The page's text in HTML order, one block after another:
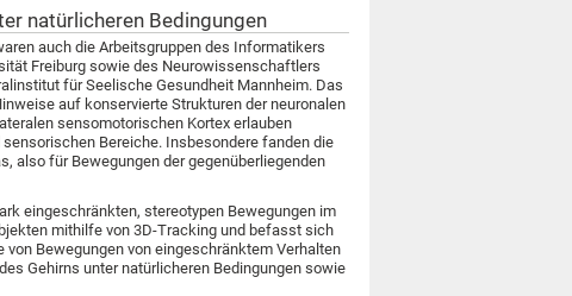
natürlicheren Bedingungen
auch die Arbeitsgruppen des Informatikers
Freiburg sowie des Neurowissenschaftlers
für Seelische Gesundheit Mannheim. Das
auf konservierte Strukturen der neuronalen
sensomotorischen Kortex erlauben
Bereiche. Insbesondere fanden die
also für Bewegungen der gegenüberliegenden
eingeschränkten, stereotypen Bewegungen im
mithilfe von 3D-Tracking und befasst sich
Bewegungen von eingeschränktem Verhalten
Gehirns unter natürlicheren Bedingungen sowie